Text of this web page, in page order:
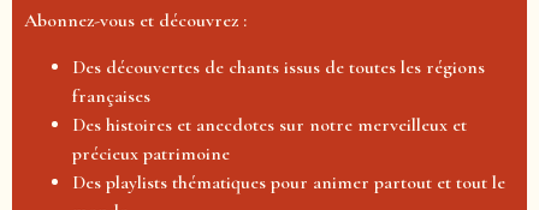
Abonnez-vous et découvrez :
Des découvertes de chants issus de toutes les régions
françaises
Des histoires et anecdotes sur notre merveilleux et
précieux patrimoine
Des playlists thématiques pour animer partout et tout le